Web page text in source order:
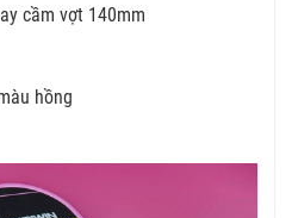
cầm vợt 140mm
hồng